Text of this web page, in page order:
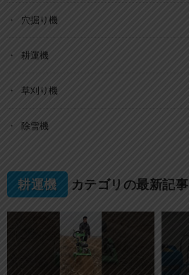
穴掘り機
耕運機
草刈り機
除雪機
耕運機 カテゴリの最新記事